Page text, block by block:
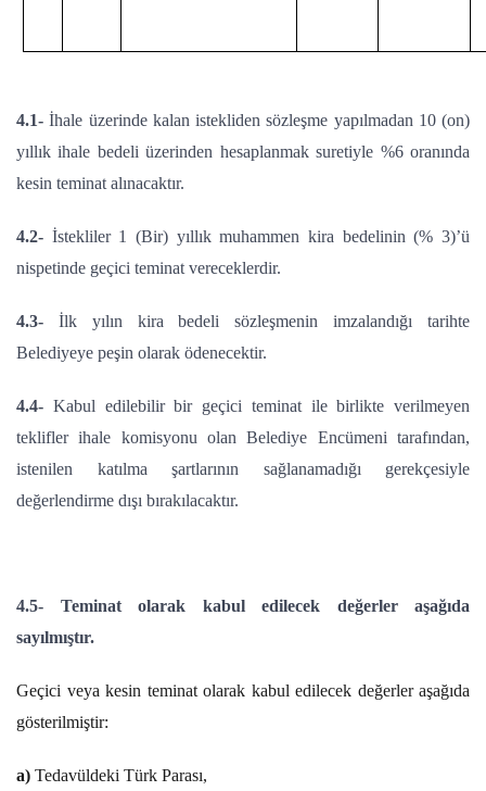
4.1- İhale üzerinde kalan istekliden sözleşme yapılmadan 10 (on)
yıllık ihale bedeli üzerinden hesaplanmak suretiyle %6 oranında
kesin teminat alınacaktır.
4.2- İstekliler 1 (Bir) yıllık muhammen kira bedelinin (% 3)’ü
nispetinde geçici teminat vereceklerdir.
4.3- İlk yılın kira bedeli sözleşmenin imzalandığı tarihte
Belediyeye peşin olarak ödenecektir.
4.4- Kabul edilebilir bir geçici teminat ile birlikte verilmeyen
teklifler ihale komisyonu olan Belediye Encümeni tarafından,
istenilen katılma şartlarının sağlanamadığı gerekçesiyle
değerlendirme dışı bırakılacaktır.
4.5-
Teminat olarak kabul edilecek değerler aşağıda
sayılmıştır.
Geçici veya kesin teminat olarak kabul edilecek değerler aşağıda
gösterilmiştir:
a) Tedavüldeki Türk Parası,